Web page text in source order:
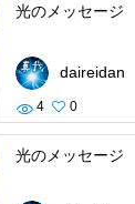
daireidan
4 0